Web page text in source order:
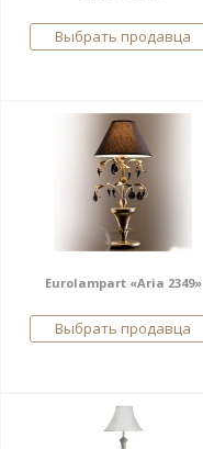
Выбрать продавца
Eurolampart «Aria 2349»
Выбрать продавца